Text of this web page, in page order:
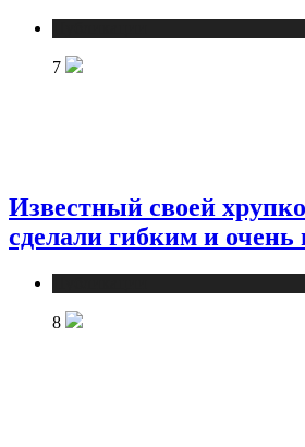
7
Известный своей
сделали гибким и
8